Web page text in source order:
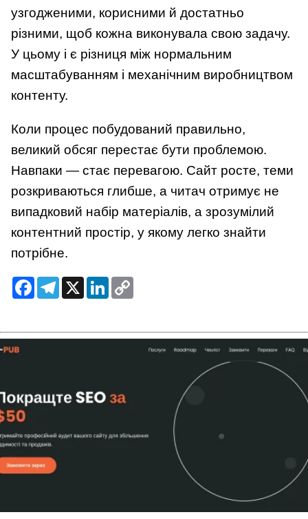
узгодженими, корисними й достатньо
різними, щоб кожна виконувала свою задачу.
У цьому і є різниця між нормальним
масштабуванням і механічним виробництвом
контенту.
Коли процес побудований правильно,
великий обсяг перестає бути проблемою.
Навпаки — стає перевагою. Сайт росте, теми
розкриваються глибше, а читач отримує не
випадковий набір матеріалів, а зрозумілий
контентний простір, у якому легко знайти
потрібне.
FacebookTelegram
X LinkedIn